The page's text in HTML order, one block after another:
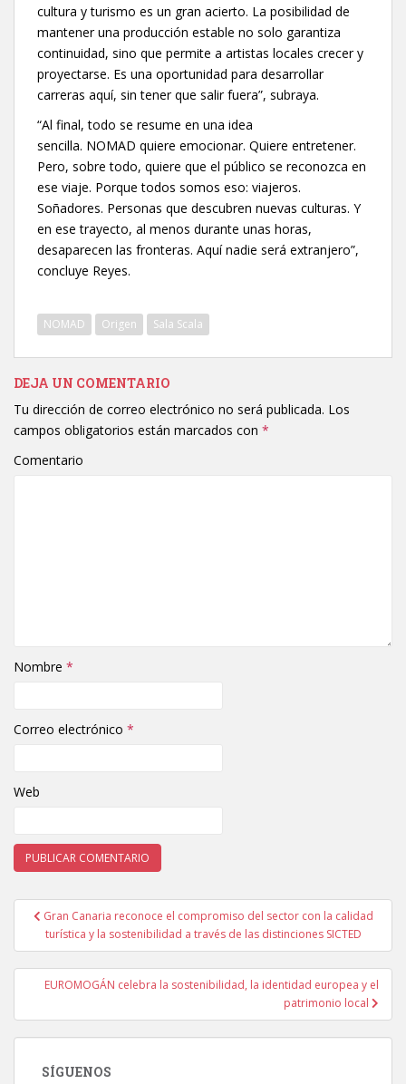
cultura y turismo es un gran acierto. La posibilidad de
mantener una producción estable no solo garantiza
continuidad, sino que permite a artistas locales crecer y
proyectarse. Es una oportunidad para desarrollar
carreras aquí, sin tener que salir fuera”, subraya.
“Al final, todo se resume en una idea
sencilla. NOMAD quiere emocionar. Quiere entretener.
Pero, sobre todo, quiere que el público se reconozca en
ese viaje. Porque todos somos eso: viajeros.
Soñadores. Personas que descubren nuevas culturas. Y
en ese trayecto, al menos durante unas horas,
desaparecen las fronteras. Aquí nadie será extranjero”,
concluye Reyes.
NOMAD Origen Sala Scala
DEJA UN COMENTARIO
Tu dirección de correo electrónico no será publicada. Los
campos obligatorios están marcados con *
Comentario
Nombre *
Correo electrónico *
Web
Navegación de entradas
Gran Canaria reconoce el compromiso del sector con la calidad
turística y la sostenibilidad a través de las distinciones SICTED
EUROMOGÁN celebra la sostenibilidad, la identidad europea y el
patrimonio local
SÍGUENOS